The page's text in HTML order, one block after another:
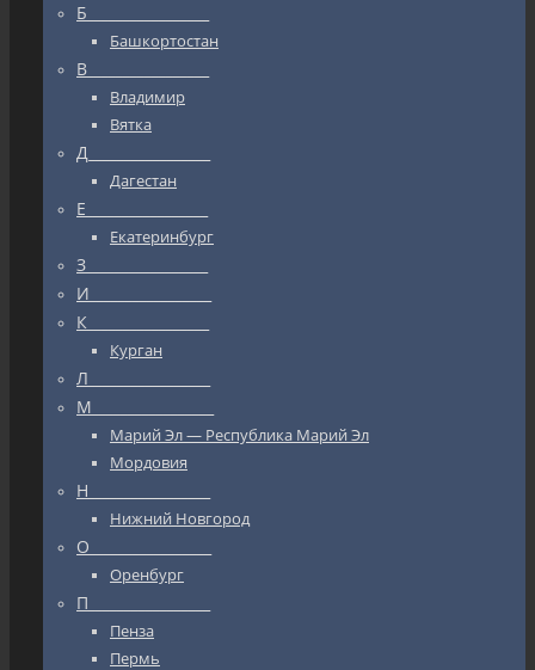
Б_________________
Башкортостан
В_________________
Владимир
Вятка
Д_________________
Дагестан
Е_________________
Екатеринбург
З_________________
И_________________
К_________________
Курган
Л_________________
М_________________
Марий Эл — Республика Марий Эл
Мордовия
Н_________________
Нижний Новгород
О_________________
Оренбург
П_________________
Пенза
Пермь